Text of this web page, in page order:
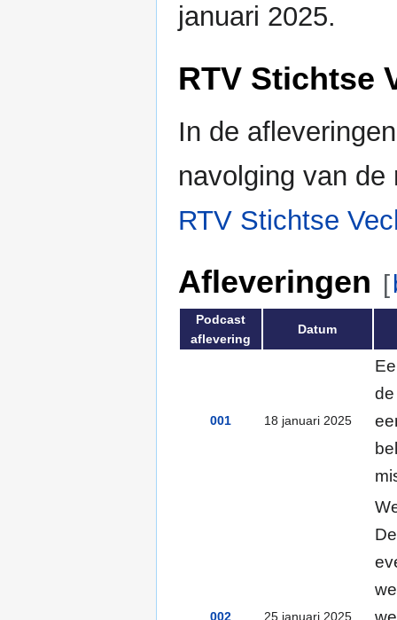
januari 2025.
RTV Stichtse
In de
navolging van
RTV Stichtse
Afleveringen [
Podcast
aflevering
Datum
001 18 januari 2025
002 25 januari 2025